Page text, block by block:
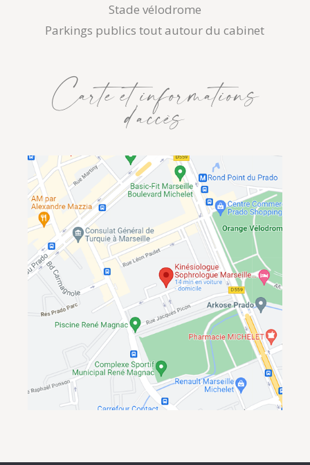
Stade vélodrome
Parkings publics tout autour du cabinet
Carte et informations
d’accès